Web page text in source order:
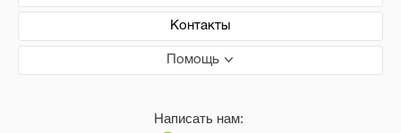
Контакты
Помощь
Написать нам: